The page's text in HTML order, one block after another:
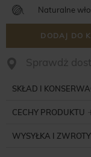
Naturalne
DODAJ DO
Sprawdż
SKŁAD I
CECHY PRODUKTU
WYSYŁKA I ZWROTY